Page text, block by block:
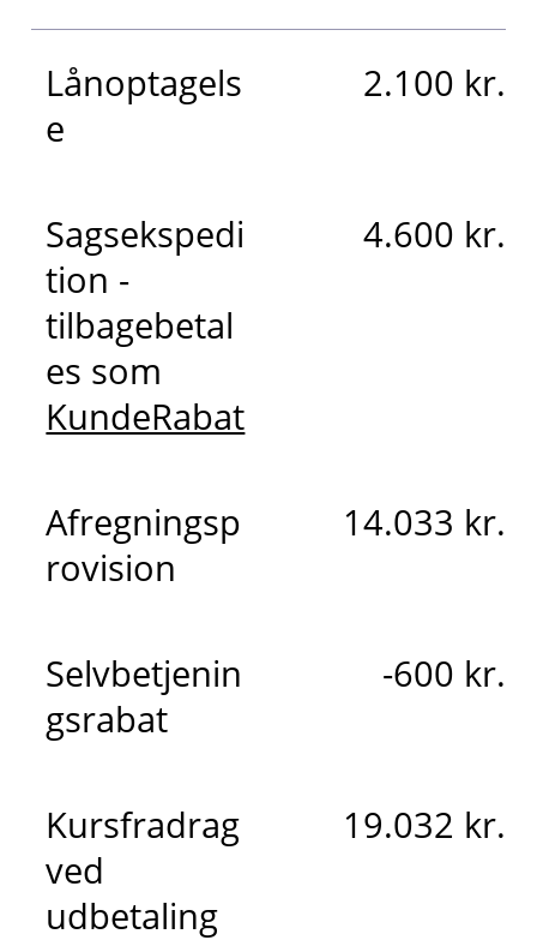
Lånoptagels
e
2.100 kr.
Sagsekspedi
tion -
tilbagebetal
es som
KundeRabat
4.600 kr.
Afregningsp
rovision
14.033 kr.
Selvbetjenin
gsrabat
-600 kr.
Kursfradrag
ved
udbetaling
19.032 kr.